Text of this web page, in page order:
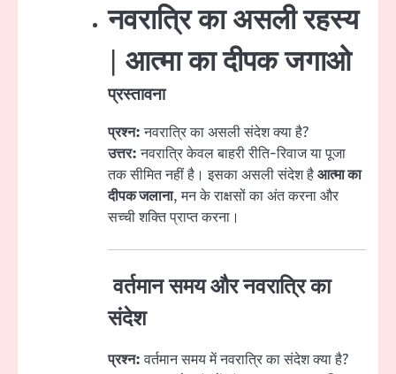
नवरात्रि का असली रहस्य
| आत्मा का दीपक जगाओ
प्रस्तावना
प्रश्न:नवरात्रि का असली संदेश क्या है?
उत्तर:नवरात्रि केवल बाहरी रीति-रिवाज या पूजा
तक सीमित नहीं है। इसका असली संदेश हैआत्मा का
दीपक जलाना, मन के राक्षसों का अंत करना और
सच्ची शक्ति प्राप्त करना।
वर्तमान समय और नवरात्रि का
संदेश
प्रश्न:वर्तमान समय में नवरात्रि का संदेश क्या है?